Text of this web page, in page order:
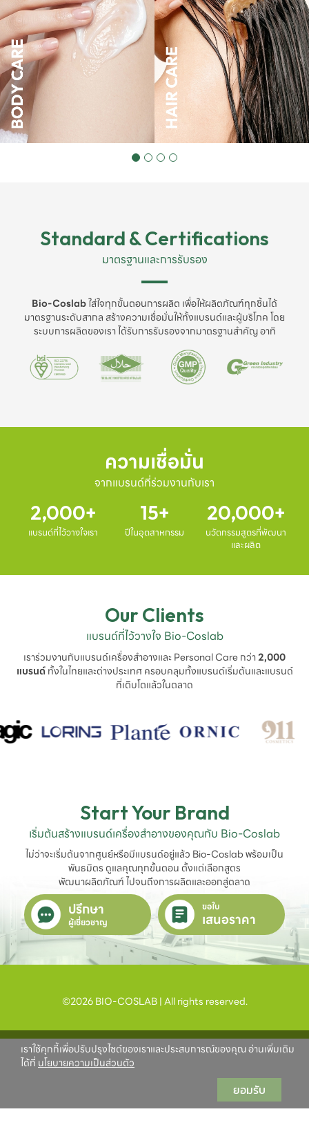
Standard & Certifications
มาตรฐานและการรับรอง
Bio-Coslabใส่ใจทุกขั้นตอนการผลิต เพื่อให้ผลิตภัณฑ์ทุกชิ้นได้
มาตรฐานระดับสากล สร้างความเชื่อมั่นให้ทั้งแบรนด์และผู้บริโภค โดย
ระบบการผลิตของเรา ได้รับการรับรองจากมาตรฐานสำคัญ อาทิ
ความเชื่อมั่น
จากแบรนด์ที่ร่วมงานกับเรา
2,000
แบรนด์ที่ไว้วางใจเรา
15
ปีในอุตสาหกรรม
20,000
นวัตกรรมสูตรที่พัฒนา
และผลิต
Our Clients
แบรนด์ที่ไว้วางใจ Bio-Coslab
เราร่วมงานกับแบรนด์เครื่องสำอางและ Personal Care กว่า2,000
แบรนด์ทั้งในไทยและต่างประเทศ ครอบคลุมทั้งแบรนด์เริ่มต้นและแบรนด์
ที่เติบโตแล้วในตลาด
Start Your Brand
เริ่มต้นสร้างแบรนด์เครื่องสำอางของคุณกับ Bio-Coslab
ไม่ว่าจะเริ่มต้นจากศูนย์หรือมีแบรนด์อยู่แล้ว Bio-Coslab พร้อมเป็น
พันธมิตร ดูแลคุณทุกขั้นตอน ตั้งแต่เลือกสูตร
พัฒนาผลิตภัณฑ์ ไปจนถึงการผลิตและออกสู่ตลาด
ปรึกษา
ผู้เชี่ยวชาญ
ขอใบ
เสนอราคา
©2026 BIO-COSLAB | All rights reserved.
เราใช้คุกกี้เพื่อปรับปรุงไซต์ของเราและประสบการณ์ของคุณ อ่านเพิ่มเติม
ได้ที่ นโยบายความเป็นส่วนตัว
ยอมรับ